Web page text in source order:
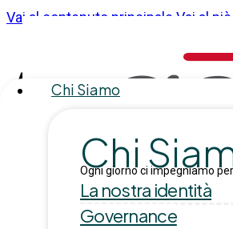
Vai al contenuto principale Vai al
Chi Siamo
Chi
Ogni giorno ci impegniamo
La nostra identità
Governance
Autore: